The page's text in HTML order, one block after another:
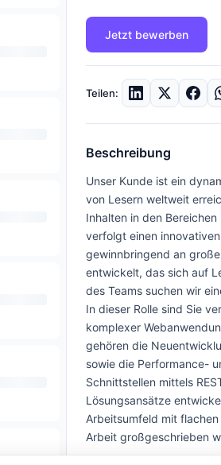
Jetzt bewerben
Teilen:
Beschreibung
Unser Kunde ist ein
von Lesern weltweit
Inhalten in den
verfolgt einen
gewinnbringend an
entwickelt, das sich auf
des Teams suchen wir
In dieser Rolle sind Sie
komplexer
gehören die
sowie die Performance-
Schnittstellen mittels
Lösungsansätze
Arbeitsumfeld mit
Arbeit großgeschrieben